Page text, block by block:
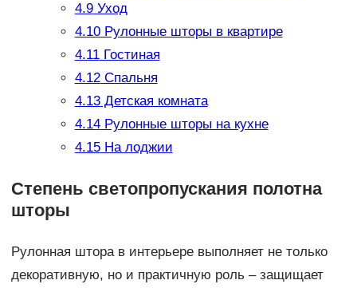
4.9Уход
4.10Рулонные шторы в квартире
4.11Гостиная
4.12Спальня
4.13Детская комната
4.14Рулонные шторы на кухне
4.15На лоджии
Степень светопропускания полотна
шторы
Рулонная штора в интерьере выполняет не только
декоративную, но и практичную роль – защищает